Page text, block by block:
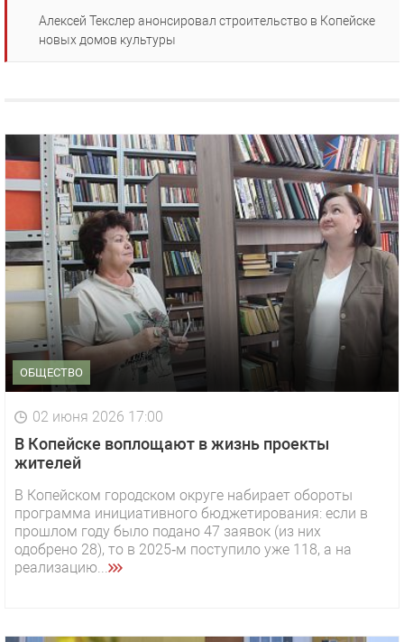
Алексей Текслер анонсировал строительство в Копейске
новых домов культуры
ОБЩЕСТВО
02 июня 2026 17:00
В Копейске воплощают в жизнь проекты
жителей
В Копейском городском округе набирает обороты
программа инициативного бюджетирования: если в
прошлом году было подано 47 заявок (из них
одобрено 28), то в 2025‑м поступило уже 118, а на
реализацию...